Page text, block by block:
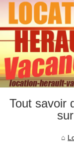
Tout savoir